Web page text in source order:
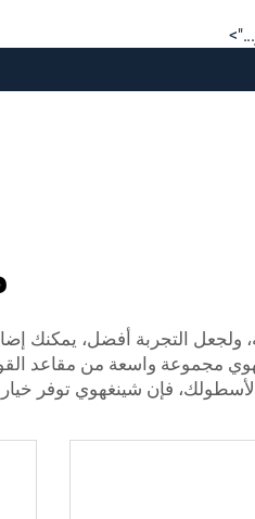
ولجعل التجربة أفضل، يمكنك
مجموعة واسعة من مقاعد
لأسطولك، فإن شينغهوي توفر